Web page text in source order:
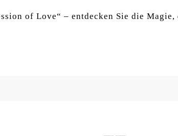
of Love“ – entdecken Sie die